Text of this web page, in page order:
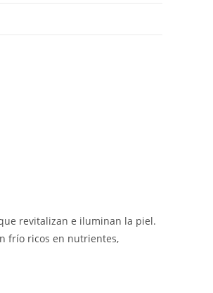
revitalizan e iluminan la piel.
frío ricos en nutrientes,